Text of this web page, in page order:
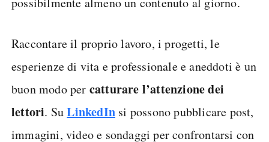
Raccontare il proprio lavoro, i progetti, le
esperienze di vita e professionale e aneddoti è un
buon modo per catturare l’attenzione dei
lettori. SuLinkedIn si possono pubblicare post,
immagini, video e sondaggi per confrontarsi con